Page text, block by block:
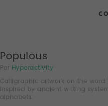
Populous
Par Hyperactivity
Calligraphic artwork on the word
inspired by ancient writing
alphabets.